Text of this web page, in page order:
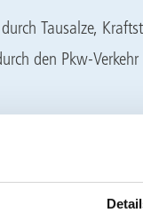
Tausalze,
den Pkw-Verkehr
der Zeit für
mit